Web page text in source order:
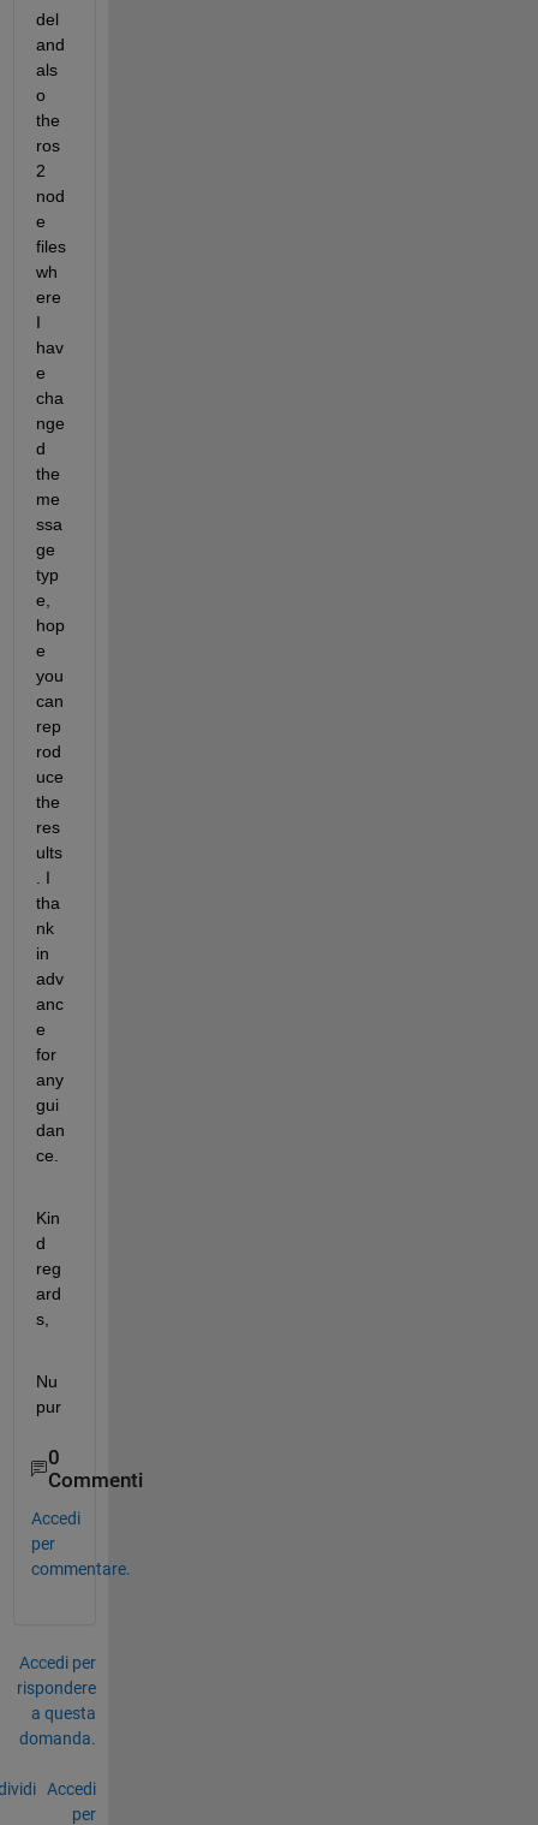
del
and
als
o
the
ros
2
nod
e
files
wh
ere
I
hav
e
cha
nge
d
the
me
ssa
ge
typ
e,
hop
e
you
can
rep
rod
uce
the
res
ults
. I
tha
nk
in
adv
anc
e
for
any
gui
dan
ce.
Kin
d
reg
ard
s,
Nu
pur
0
Commenti
Accedi
per
commentare.
Accedi per
rispondere
a questa
domanda.
Accedi
per